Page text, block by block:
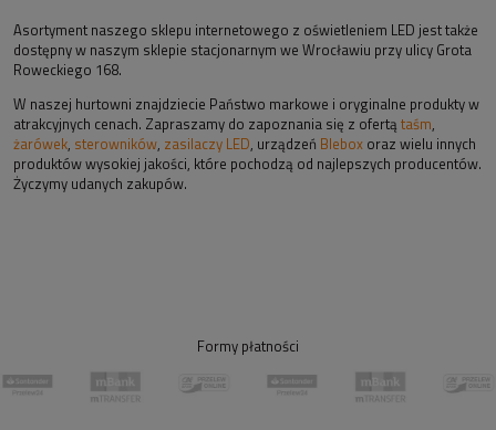
Asortyment naszego sklepu internetowego z oświetleniem LED jest także
dostępny w naszym sklepie stacjonarnym we Wrocławiu przy ulicy Grota
Roweckiego 168.
W naszej hurtowni znajdziecie Państwo markowe i oryginalne produkty w
atrakcyjnych cenach. Zapraszamy do zapoznania się z ofertą taśm,
żarówek, sterowników, zasilaczy LED, urządzeń Blebox oraz wielu innych
produktów wysokiej jakości, które pochodzą od najlepszych producentów.
Życzymy udanych zakupów.
Formy płatności